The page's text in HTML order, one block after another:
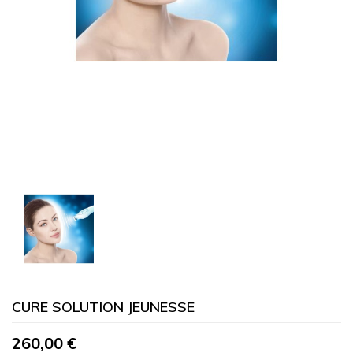
CURE SOLUTION JEUNESSE
260,00 €